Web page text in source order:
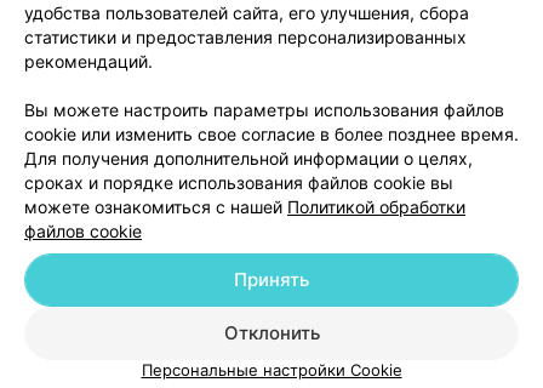
Написать руководителю 103.by
Обработка персональных данных
© 2026 ООО «Артокс Лаб», УНП 191700409
| 220012, Республика Беларусь,
Служба поддержки +375 291212755
удобства пользователей сайта, его улучшения, сбора
статистики и предоставления персонализированных
рекомендаций.
Вы можете настроить параметры использования файлов
cookie или изменить свое согласие в более позднее время.
Для получения дополнительной информации о целях,
сроках и порядке использования файлов cookie вы
можете ознакомиться с нашей Политикой обработки
файлов cookie
Отклонить
Принять
Персональные настройки Cookie